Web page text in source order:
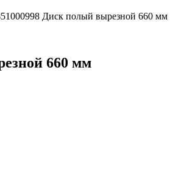
Диск полый вырезной 660 мм
660 мм